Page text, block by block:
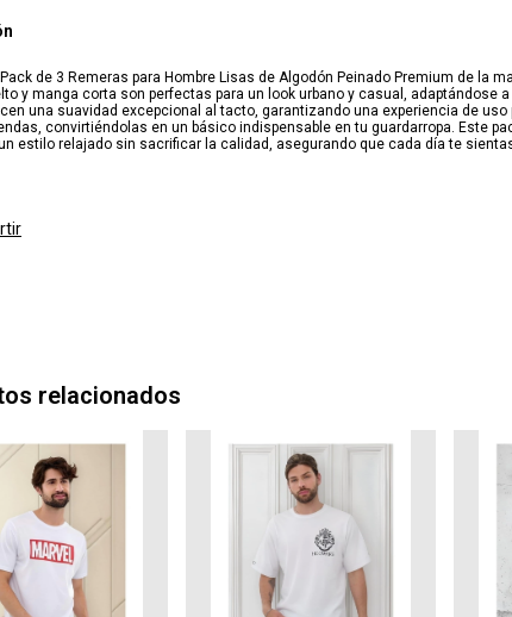
de 3 Remeras para Hombre Lisas de Algodón Peinado Premium de
y manga corta son perfectas para un look urbano y casual,
una suavidad excepcional al tacto, garantizando una experiencia de
convirtiéndolas en un básico indispensable en tu guardarropa. Este
estilo relajado sin sacrificar la calidad, asegurando que cada día te
relacionados